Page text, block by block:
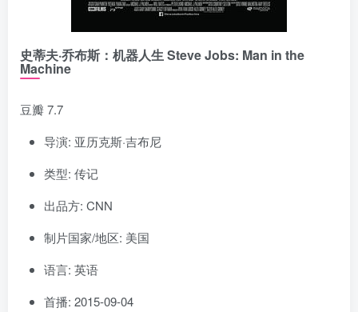
史蒂夫·乔布斯：机器人生 Steve Jobs: Man in the
Machine
豆瓣 7.7
导演: 亚历克斯·吉布尼
类型: 传记
出品方: CNN
制片国家/地区: 美国
语言: 英语
首播: 2015-09-04